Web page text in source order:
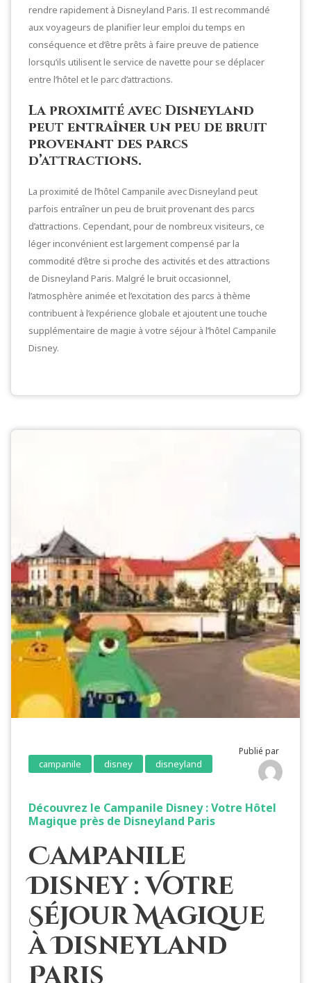
rendre rapidement à Disneyland Paris. Il est recommandé
aux voyageurs de planifier leur emploi du temps en
conséquence et d’être prêts à faire preuve de patience
lorsqu’ils utilisent le service de navette pour se déplacer
entre l’hôtel et le parc d’attractions.
La proximité avec Disneyland
peut entraîner un peu de bruit
provenant des parcs
d’attractions.
La proximité de l’hôtel Campanile avec Disneyland peut
parfois entraîner un peu de bruit provenant des parcs
d’attractions. Cependant, pour de nombreux visiteurs, ce
léger inconvénient est largement compensé par la
commodité d’être si proche des activités et des attractions
de Disneyland Paris. Malgré le bruit occasionnel,
l’atmosphère animée et l’excitation des parcs à thème
contribuent à l’expérience globale et ajoutent une touche
supplémentaire de magie à votre séjour à l’hôtel Campanile
Disney.
campanile disney disneyland
Publié par
Découvrez le Campanile Disney : Votre Hôtel
Magique près de Disneyland Paris
Campanile
Disney : Votre
Séjour Magique
à Disneyland
Paris